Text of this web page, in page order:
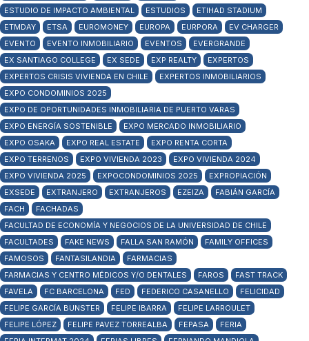
ESTUDIO DE IMPACTO AMBIENTAL
ESTUDIOS
ETIHAD STADIUM
ETMDAY
ETSA EUROMONEY EUROPA EURPORA
EV CHARGER
EVENTO
EVENTO INMOBILIARIO EVENTOS
EVERGRANDE
EX SANTIAGO COLLEGE
EX SEDE EXP REALTY
EXPERTOS
EXPERTOS CRISIS VIVIENDA EN CHILE
EXPERTOS INMOBILIARIOS
EXPO CONDOMINIOS 2025
EXPO DE OPORTUNIDADES INMOBILIARIA DE PUERTO VARAS
EXPO ENERGÍA SOSTENIBLE
EXPO MERCADO INMOBILIARIO
EXPO OSAKA
EXPO REAL ESTATE
EXPO RENTA CORTA
EXPO TERRENOS
EXPO VIVIENDA 2023
EXPO VIVIENDA 2024
EXPO VIVIENDA 2025
EXPOCONDOMINIOS 2025
EXPROPIACIÓN
EXSEDE
EXTRANJERO EXTRANJEROS EZEIZA
FABIÁN GARCÍA
FACH
FACHADAS
FACULTAD DE ECONOMÍA Y NEGOCIOS DE LA UNIVERSIDAD DE CHILE
FACULTADES
FAKE NEWS FALLA SAN RAMÓN
FAMILY OFFICES
FAMOSOS
FANTASILANDIA
FARMACIAS
FARMACIAS Y CENTRO MÉDICOS Y/O DENTALES
FAROS
FAST TRACK
FAVELA
FC BARCELONA FED FEDERICO CASANELLO
FELICIDAD
FELIPE GARCÍA BUNSTER
FELIPE IBARRA
FELIPE LARROULET
FELIPE LÓPEZ
FELIPE PAVEZ TORREALBA FEPASA
FERIA